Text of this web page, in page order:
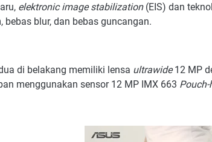
elektronic image stabilization(EIS) dan
bebas blur, dan bebas guncangan.
di belakang memiliki lensa ultrawide12 MP
menggunakan sensor 12 MP IMX 663 Pouch-